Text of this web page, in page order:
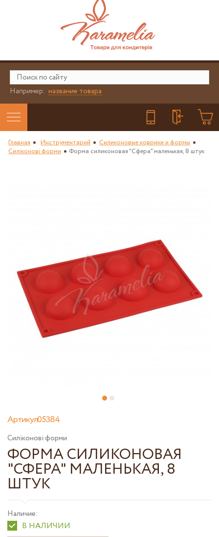
Например: название товара
Главная Инструментарий
Силиконовые коврики и формы
Силіконові форми
Форма силиконовая "Сфера" маленькая, 8 штук
Артикул05384
Силіконові форми
ФОРМА СИЛИКОНОВАЯ
"СФЕРА" МАЛЕНЬКАЯ, 8
ШТУК
Наличие:
В НАЛИЧИИ